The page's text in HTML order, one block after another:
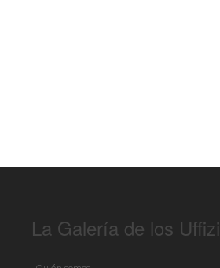
La Galería de los Uffizi